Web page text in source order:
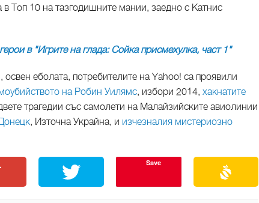
Топ 10 на тазгодишните мании, заедно с Катнис
в "Игрите на глада: Сойка присмехулка, част 1"
еболата, потребителите на Yahoo! са проявили
на Робин Уилямс, избори 2014, хакнатите
трагедии със самолети на Малайзийските авиолинии
, Източна Украйна, и изчезналия мистериозно
Save